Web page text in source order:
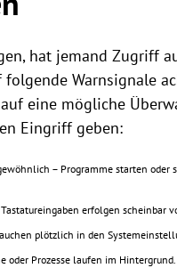
hat jemand Zugriff
folgende Warnsignale
eine mögliche
Eingriff geben:
– Programme starten oder
erfolgen scheinbar
plötzlich in den
oder Prozesse laufen im Hintergrund.